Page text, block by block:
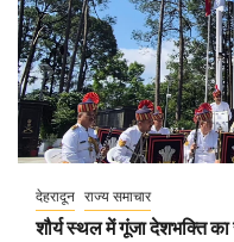
देहरादून राज्य समाचार
शौर्य स्थल में गूंजा देशभक्ति